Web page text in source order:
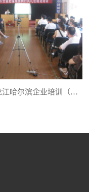
2026年黑龙江哈尔滨企业培训（内训）课程表